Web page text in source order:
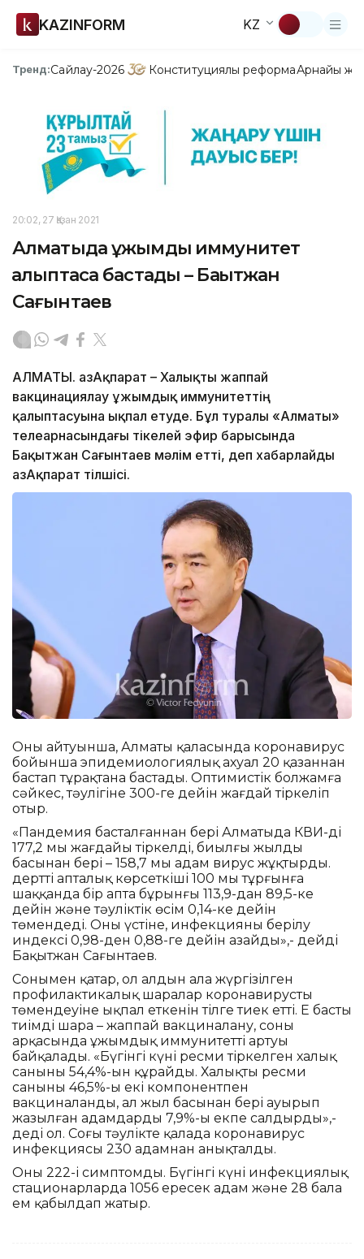
KAZINFORM KZ
Тренд:Сайлау-2026 Конституциялық реформаАрнайы
20:02, 27 Қазан 2021
Алматыда ұжымдық иммунитет
қалыптаса бастады – Бақытжан
Сағынтаев
АЛМАТЫ. ҚазАқпарат – Халықты жаппай
вакцинациялау ұжымдық иммунитеттің
қалыптасуына ықпал етуде. Бұл туралы «Алматы»
телеарнасындағы тікелей эфир барысында
Бақытжан Сағынтаев мәлім етті, деп хабарлайды
ҚазАқпарат тілшісі.
Оның айтуынша, Алматы қаласында коронавирус
бойынша эпидемиологиялық ахуал 20 қазаннан
бастап тұрақтана бастады. Оптимистік болжамға
сәйкес, тәулігіне 300-ге дейін жағдай тіркеліп
отыр.
«Пандемия басталғаннан бері Алматыда КВИ-дің
177,2 мың жағдайы тіркелді, биылғы жылдың
басынан бері – 158,7 мың адам вирус жұқтырды.
дерттің апталық көрсеткіші 100 мың тұрғынға
шаққанда бір апта бұрынғы 113,9-дан 89,5-ке
дейін және тәуліктік өсім 0,14-ке дейін
төмендеді. Оның үстіне, инфекцияның берілу
индексі 0,98-ден 0,88-ге дейін азайды»,- дейді
Бақытжан Сағынтаев.
Сонымен қатар, ол алдын ала жүргізілген
профилактикалық шаралар коронавирустың
төмендеуіне ықпал еткенін тілге тиек етті. Ең басты
тиімді шара – жаппай вакциналану, соның
арқасында ұжымдық иммунитеттің артуы
байқалады. «Бүгінгі күні ресми тіркелген халық
санының 54,4%-ын құрайды. Халықтың ресми
санының 46,5%-ы екі компонентпен
вакциналанды, ал жыл басынан бері ауырып
жазылған адамдардың 7,9%-ы екпе салдырды»,-
деді ол. Соңғы тәулікте қалада коронавирус
инфекциясы 230 адамнан анықталды.
Оның 222-і симптомды. Бүгінгі күні инфекциялық
стационарларда 1056 ересек адам және 28 бала
ем қабылдап жатыр.